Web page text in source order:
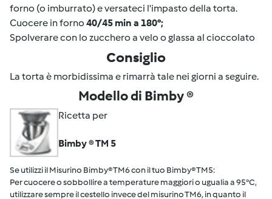
forno (o imburrato) e versateci l'impasto della torta.
Cuocere in forno 40/45 min a 180°;
Spolverare con lo zucchero a velo o glassa al cioccolato
Consiglio
La torta è morbidissima e rimarrà tale nei giorni a seguire.
Modello di Bimby ®
Ricetta per
Bimby ® TM 5
Se utilizzi il Misurino Bimby® TM6 con il tuo Bimby® TM5:
Per cuocere o sobbollire a temperature maggiori o ugualia a 95°C,
utilizzare sempre il cestello invece del misurino TM6, in quanto il